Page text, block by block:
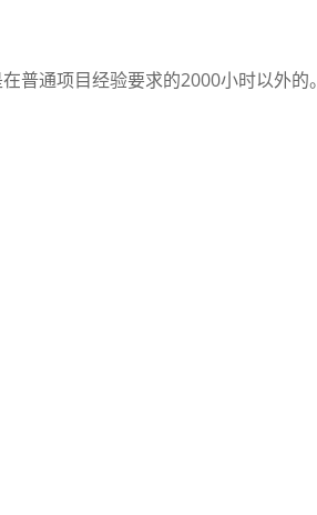
普通项目经验要求的2000小时以外的。